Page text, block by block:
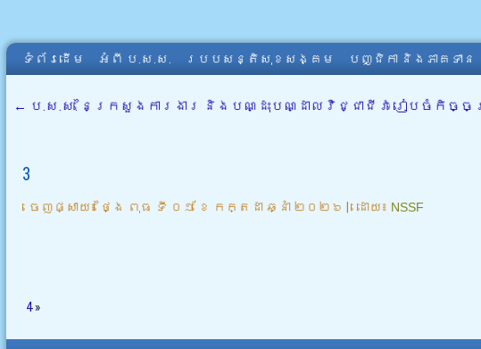
ទំព័រដើម អំពី​ ប.ស.ស. របបសន្តិសុខសង្គម បញ្ជិកា និងភាគទាន
← ប.ស.ស. នៃក្រសួងការងារ និងបណ្ដុះបណ្ដាលវិជ្ជាជីវៈ រៀបចំកិ
3
ចេញផ្សាយ៖ ថ្ងៃ ពុធ ទី ០១ ខែ កក្តដា ឆ្នាំ ២០២៦ | ដោយ៖ NSSF
4»